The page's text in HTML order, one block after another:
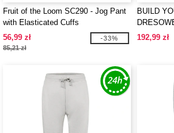
Fruit of the Loom SC290 - Jog Pant
with Elasticated Cuffs
56,99 zł
85,21 zł
-33%
BUILD
LAT 90.
192,99 zł